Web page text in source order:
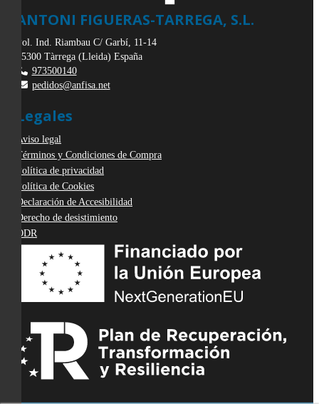
ANTONI FIGUERAS-TARREGA, S.L.
Pol. Ind. Riambau C/ Garbí, 11-14
25300 Tàrrega (Lleida) España
973500140
pedidos@anfisa.net
Legales
Aviso legal
Términos y Condiciones de Compra
Política de privacidad
Política de Cookies
Declaración de Accesibilidad
Derecho de desistimiento
ODR